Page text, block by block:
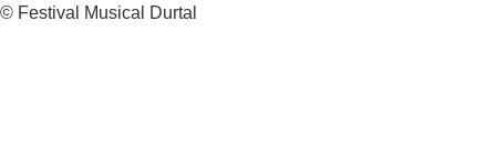
© Festival Musical Durtal